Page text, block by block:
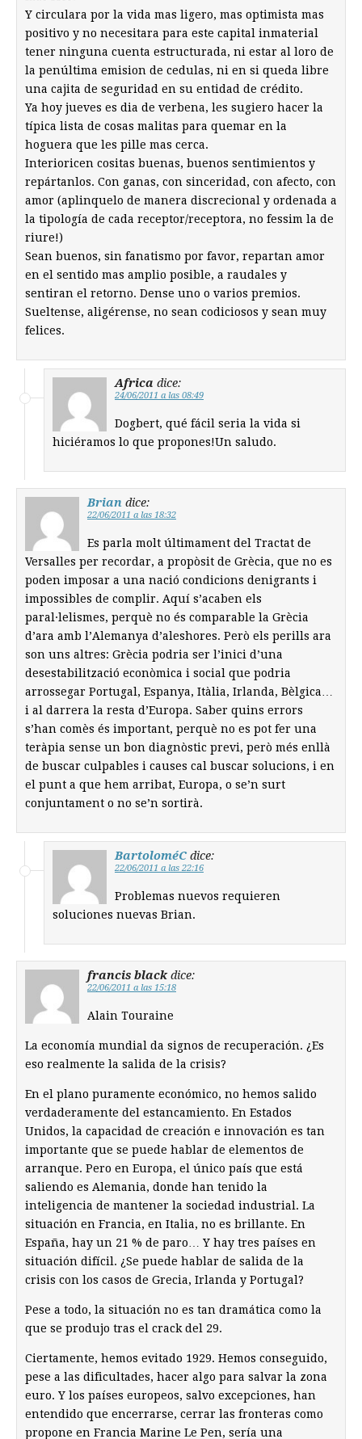
Y circulara por la vida mas ligero, mas optimista mas
positivo y no necesitara para este capital inmaterial
tener ninguna cuenta estructurada, ni estar al loro de
la penúltima emision de cedulas, ni en si queda libre
una cajita de seguridad en su entidad de crédito.
Ya hoy jueves es dia de verbena, les sugiero hacer la
típica lista de cosas malitas para quemar en la
hoguera que les pille mas cerca.
Interioricen cositas buenas, buenos sentimientos y
repártanlos. Con ganas, con sinceridad, con afecto, con
amor (aplinquelo de manera discrecional y ordenada a
la tipología de cada receptor/receptora, no fessim la de
riure!)
Sean buenos, sin fanatismo por favor, repartan amor
en el sentido mas amplio posible, a raudales y
sentiran el retorno. Dense uno o varios premios.
Sueltense, aligérense, no sean codiciosos y sean muy
felices.
Africa dice:
24/06/2011 a las 08:49
Dogbert, qué fácil seria la vida si
hiciéramos lo que propones!Un saludo.
Brian dice:
22/06/2011 a las 18:32
Es parla molt últimament del Tractat de
Versalles per recordar, a propòsit de Grècia, que no es
poden imposar a una nació condicions denigrants i
impossibles de complir. Aquí s’acaben els
paral·lelismes, perquè no és comparable la Grècia
d’ara amb l’Alemanya d’aleshores. Però els perills ara
son uns altres: Grècia podria ser l’inici d’una
desestabilització econòmica i social que podria
arrossegar Portugal, Espanya, Itàlia, Irlanda, Bèlgica…
i al darrera la resta d’Europa. Saber quins errors
s’han comès és important, perquè no es pot fer una
teràpia sense un bon diagnòstic previ, però més enllà
de buscar culpables i causes cal buscar solucions, i en
el punt a que hem arribat, Europa, o se’n surt
conjuntament o no se’n sortirà.
BartoloméC dice:
22/06/2011 a las 22:16
Problemas nuevos requieren
soluciones nuevas Brian.
francis black dice:
22/06/2011 a las 15:18
Alain Touraine
La economía mundial da signos de recuperación. ¿Es
eso realmente la salida de la crisis?
En el plano puramente económico, no hemos salido
verdaderamente del estancamiento. En Estados
Unidos, la capacidad de creación e innovación es tan
importante que se puede hablar de elementos de
arranque. Pero en Europa, el único país que está
saliendo es Alemania, donde han tenido la
inteligencia de mantener la sociedad industrial. La
situación en Francia, en Italia, no es brillante. En
España, hay un 21 % de paro… Y hay tres países en
situación difícil. ¿Se puede hablar de salida de la
crisis con los casos de Grecia, Irlanda y Portugal?
Pese a todo, la situación no es tan dramática como la
que se produjo tras el crack del 29.
Ciertamente, hemos evitado 1929. Hemos conseguido,
pese a las dificultades, hacer algo para salvar la zona
euro. Y los países europeos, salvo excepciones, han
entendido que encerrarse, cerrar las fronteras como
propone en Francia Marine Le Pen, sería una